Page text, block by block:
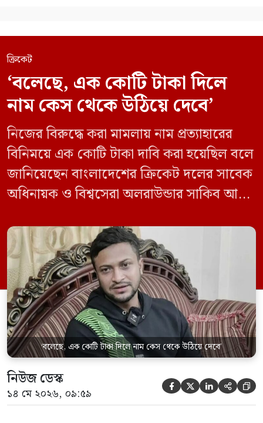
ক্রিকেট
‘বলেছে, এক কোটি টাকা দিলে
নাম কেস থেকে উঠিয়ে দেবে’
নিজের বিরুদ্ধে করা মামলায় নাম প্রত্যাহারের
বিনিময়ে এক কোটি টাকা দাবি করা হয়েছিল বলে
জানিয়েছেন বাংলাদেশের ক্রিকেট দলের সাবেক
অধিনায়ক ও বিশ্বসেরা অলরাউন্ডার সাকিব আল
সাক্ষাৎকারে দেশের রাজনীতি, মামলা, জাতীয়
দলে ফেরা এবং নিজের বর্তমান জীবন নিয়ে
খোলামেলা আলোচনায় তিনি এমন দাবি করেন।
২০২৪ সালের ৫ আগস্ট আওয়ামী লীগ […]
‘বলেছে, এক কোটি টাকা দিলে নাম কেস থেকে উঠিয়ে দেবে’
নিউজ ডেস্ক
১৪ মে ২০২৬, ০৯:৫৯     